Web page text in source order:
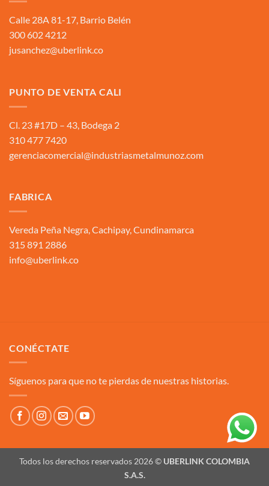
Calle 28A 81-17, Barrio Belén
300 602 4212
jusanchez@uberlink.co
PUNTO DE VENTA CALI
Cl. 23 #17D – 43, Bodega 2
310 477 7420
gerenciacomercial@industriasmetalmunoz.com
FABRICA
Vereda Peña Negra, Cachipay, Cundinamarca
315 891 2886
info@uberlink.co
CONÉCTATE
Síguenos para que no te pierdas de nuestras historias.
Todos los derechos reservados 2026 © UBERLINK COLOMBIA
S.A.S.